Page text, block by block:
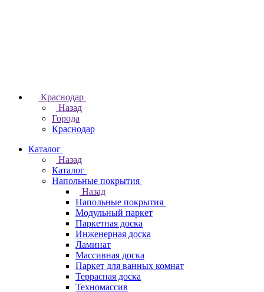
Краснодар
Назад
Города
Краснодар
Каталог
Назад
Каталог
Напольные покрытия
Назад
Напольные покрытия
Модульный паркет
Паркетная доска
Инженерная доска
Ламинат
Массивная доска
Паркет для ванных комнат
Террасная доска
Техномассив